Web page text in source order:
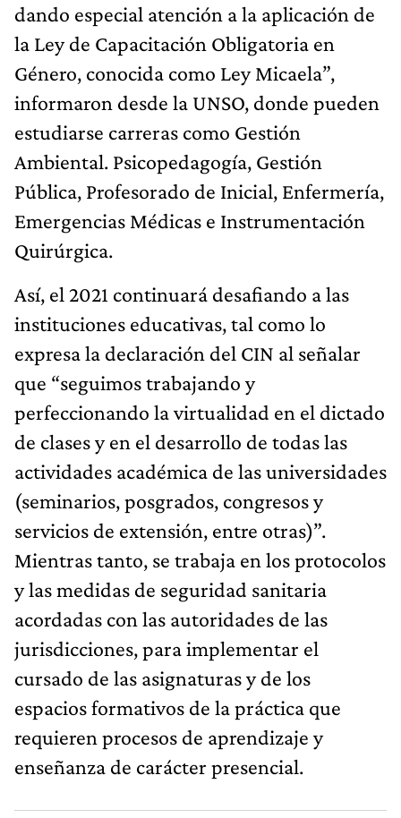
dando especial atención a la aplicación de
la Ley de Capacitación Obligatoria en
Género, conocida como Ley Micaela”,
informaron desde la UNSO, donde pueden
estudiarse carreras como Gestión
Ambiental. Psicopedagogía, Gestión
Pública, Profesorado de Inicial, Enfermería,
Emergencias Médicas e Instrumentación
Quirúrgica.
Así, el 2021 continuará desafiando a las
instituciones educativas, tal como lo
expresa la declaración del CIN al señalar
que “seguimos trabajando y
perfeccionando la virtualidad en el dictado
de clases y en el desarrollo de todas las
actividades académica de las universidades
(seminarios, posgrados, congresos y
servicios de extensión, entre otras)”.
Mientras tanto, se trabaja en los protocolos
y las medidas de seguridad sanitaria
acordadas con las autoridades de las
jurisdicciones, para implementar el
cursado de las asignaturas y de los
espacios formativos de la práctica que
requieren procesos de aprendizaje y
enseñanza de carácter presencial.